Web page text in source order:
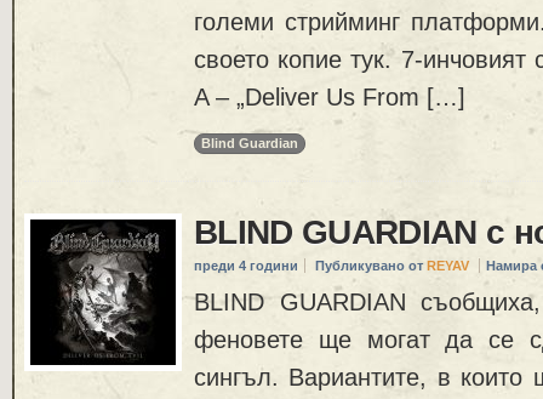
големи стрийминг
своето копие тук. 7-
A – „Deliver Us From […]
Blind Guardian
BLIND GUARDIAN с
преди 4 години Публикувано от REYAV Намира
BLIND GUARDIAN
феновете ще могат да се
сингъл. Вариантите, в които